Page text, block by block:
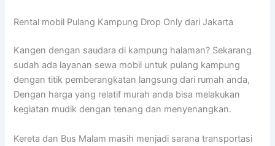
Rental mobil Pulang Kampung Drop Only dari Jakarta
Kangen dengan saudara di kampung halaman? Sekarang
sudah ada layanan sewa mobil untuk pulang kampung
dengan titik pemberangkatan langsung dari rumah anda,
Dengan harga yang relatif murah anda bisa melakukan
kegiatan mudik dengan tenang dan menyenangkan.
Kereta dan Bus Malam masih menjadi sarana transportasi